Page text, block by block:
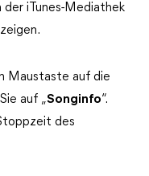
der iTunes-Mediathek
Maustaste auf die
auf „Songinfo“.
des